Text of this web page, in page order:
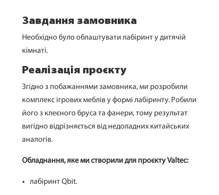
Завдання замовника
Необхідно було облаштувати лабіринт у дитячій
кімнаті.
Реалізація проєкту
Згідно з побажаннями замовника, ми розробили
комплекс ігрових меблів у формі лабіринту. Робили
його з клеєного бруса та фанери, тому результат
вигідно відрізняється від недоладних китайських
аналогів.
Обладнання, яке ми створили для проєкту Valtec:
лабіринт Qbit.